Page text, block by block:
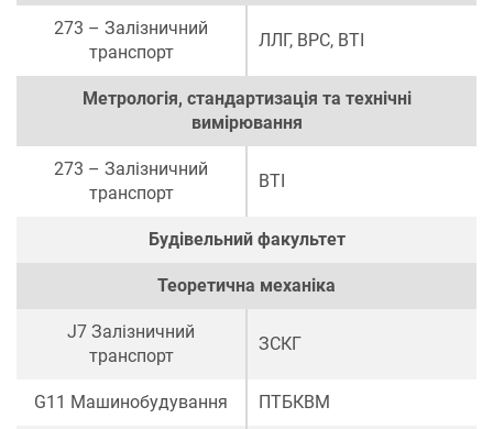
273 – Залізничний
транспорт
ЛЛГ, ВРС, ВТІ
Метрологія, стандартизація та технічні
вимірювання
273 – Залізничний
транспорт
ВТІ
Будівельний факультет
Теоретична механіка
J7 Залізничний
транспорт
ЗСКГ
G11 Машинобудування ПТБКВМ